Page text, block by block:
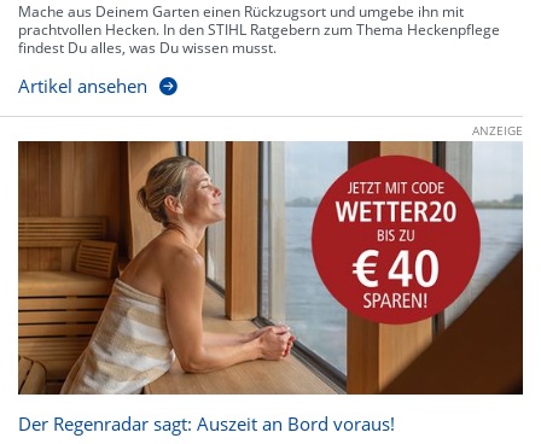
Mache aus Deinem Garten einen Rückzugsort und umgebe ihn mit
prachtvollen Hecken. In den STIHL Ratgebern zum Thema Heckenpflege
findest Du alles, was Du wissen musst.
Artikel ansehen
ANZEIGE
Der Regenradar sagt: Auszeit an Bord voraus!